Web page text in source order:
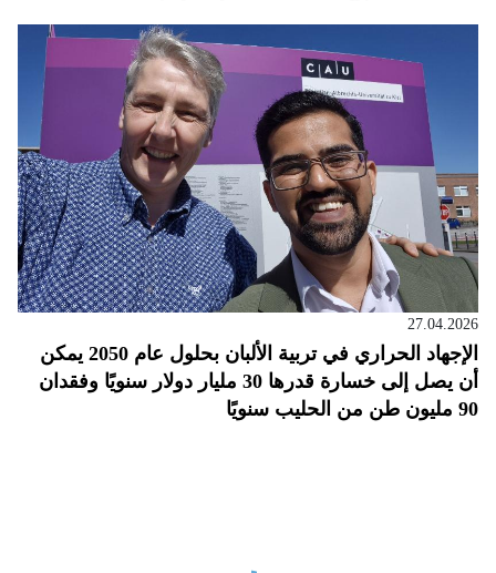
27.04.2026
الإجهاد الحراري في تربية الألبان بحلول عام 2050 يمكن
أن يصل إلى خسارة قدرها 30 مليار دولار سنويًا وفقدان
90 مليون طن من الحليب سنويًا